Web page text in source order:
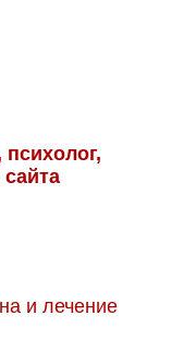
и лечение